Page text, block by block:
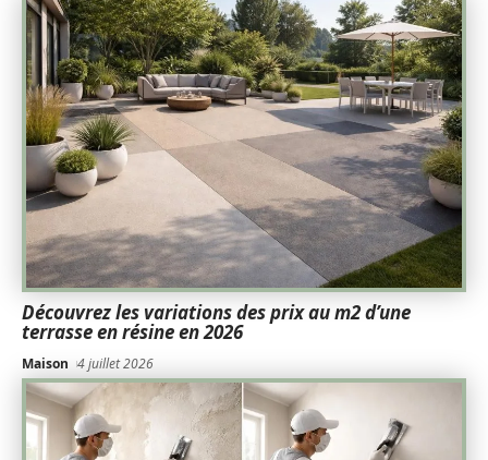
Découvrez les variations des prix au m2 d’une
terrasse en résine en 2026
Maison 4 juillet 2026